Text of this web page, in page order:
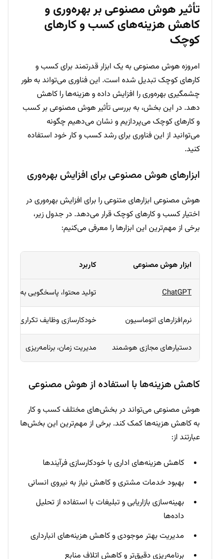
تأثیر هوش مصنوعی بر بهره‌وری و
کاهش هزینه‌های کسب و کارهای
کوچک
امروزه هوش مصنوعی به یک ابزار قدرتمند برای کسب و
کارهای کوچک تبدیل شده است. این فناوری می‌تواند به طور
چشمگیری بهره‌وری را افزایش داده و هزینه‌ها را کاهش
دهد. در این بخش، به بررسی تأثیر هوش مصنوعی بر کسب
و کارهای کوچک می‌پردازیم و نشان می‌دهیم چگونه
می‌توانید از این فناوری برای رشد کسب و کار خود استفاده
کنید.
ابزارهای هوش مصنوعی برای افزایش بهره‌وری
هوش مصنوعی ابزارهای متنوعی را برای افزایش بهره‌وری در
اختیار کسب و کارهای کوچک قرار می‌دهد. در جدول زیر،
برخی از مهم‌ترین این ابزارها را معرفی می‌کنیم:
ابزار هوش مصنوعی کاربرد
ChatGPT تولید محتوا، پاسخگویی به
نرم‌افزارهای اتوماسیون خودکارسازی وظایف تکراری
دستیارهای مجازی هوشمند مدیریت زمان، برنامه‌ریزی
کاهش هزینه‌ها با استفاده از هوش مصنوعی
هوش مصنوعی می‌تواند در بخش‌های مختلف کسب و کار
به کاهش هزینه‌ها کمک کند. برخی از مهم‌ترین این بخش‌ها
عبارتند از:
کاهش هزینه‌های اداری با خودکارسازی فرآیندها
بهبود خدمات مشتری و کاهش نیاز به نیروی انسانی
بهینه‌سازی بازاریابی و تبلیغات با استفاده از تحلیل
داده‌ها
مدیریت بهتر موجودی و کاهش هزینه‌های انبارداری
برنامه‌ریزی دقیق‌تر و کاهش اتلاف منابع